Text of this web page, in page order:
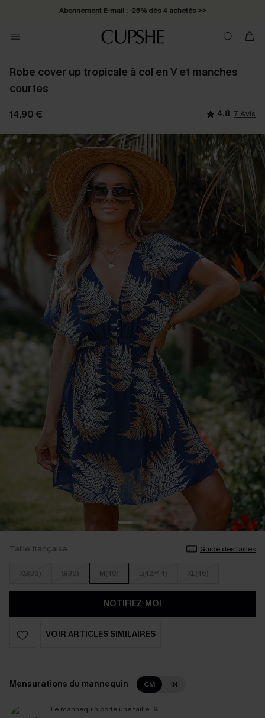
Abonnement E-mail : -25% dès 4 achetés >>
Robe cover up tropicale à col en V et manches
courtes
14,90 € 4.8 7 Avis
Taille française Guide des tailles
XS(36) S(38) M(40) L(42/44) XL(46)
NOTIFIEZ-MOI
VOIR ARTICLES SIMILAIRES
Mensurations du mannequin CM IN
Le mannequin porte une taille: S